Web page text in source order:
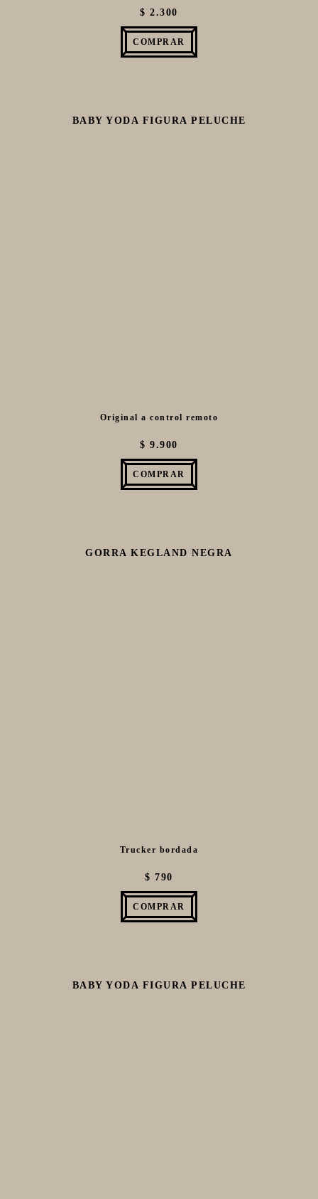
$ 2.300
COMPRAR
BABY YODA FIGURA PELUCHE
Original a control remoto
$ 9.900
COMPRAR
GORRA KEGLAND NEGRA
Trucker bordada
$ 790
COMPRAR
BABY YODA FIGURA PELUCHE